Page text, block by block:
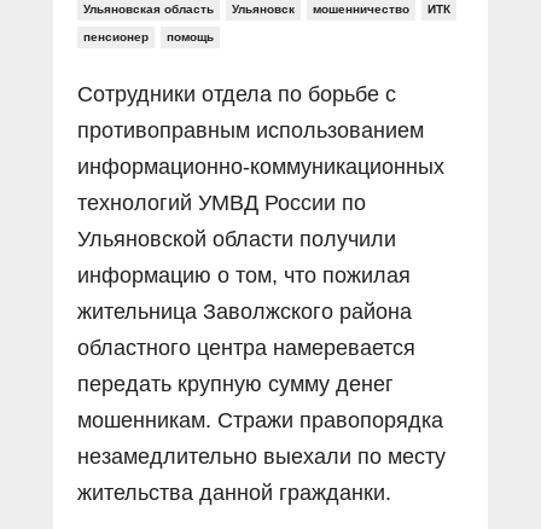
Ульяновская область Ульяновск мошенничество ИТК
пенсионер помощь
Сотрудники отдела по борьбе с
противоправным использованием
информационно-коммуникационных
технологий УМВД России по
Ульяновской области получили
информацию о том, что пожилая
жительница Заволжского района
областного центра намеревается
передать крупную сумму денег
мошенникам. Стражи правопорядка
незамедлительно выехали по месту
жительства данной гражданки.